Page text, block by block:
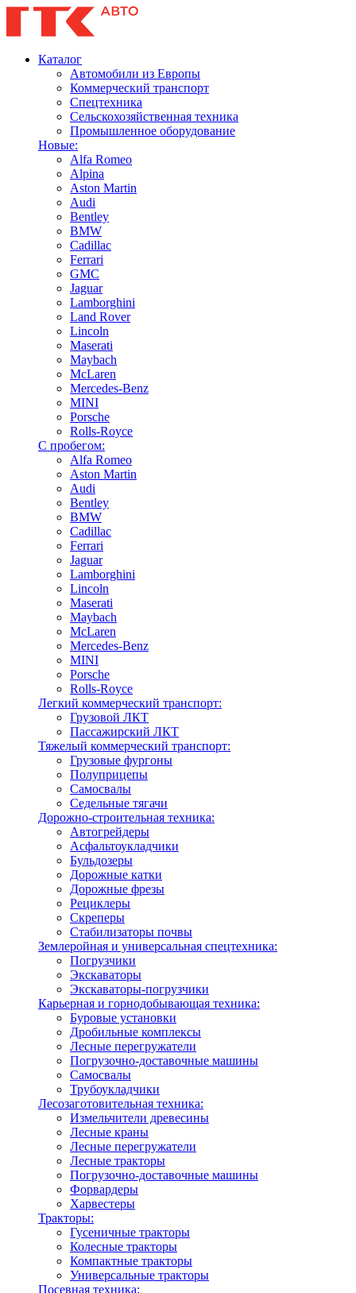
Каталог
Автомобили из Европы
Коммерческий транспорт
Спецтехника
Сельскохозяйственная техника
Промышленное оборудование
Новые:
Alfa Romeo
Alpina
Aston Martin
Audi
Bentley
BMW
Cadillac
Ferrari
GMC
Jaguar
Lamborghini
Land Rover
Lincoln
Maserati
Maybach
McLaren
Mercedes-Benz
MINI
Porsche
Rolls-Royce
С пробегом:
Alfa Romeo
Aston Martin
Audi
Bentley
BMW
Cadillac
Ferrari
Jaguar
Lamborghini
Lincoln
Maserati
Maybach
McLaren
Mercedes-Benz
MINI
Porsche
Rolls-Royce
Легкий коммерческий транспорт:
Грузовой ЛКТ
Пассажирский ЛКТ
Тяжелый коммерческий транспорт:
Грузовые фургоны
Полуприцепы
Самосвалы
Седельные тягачи
Дорожно-строительная техника:
Автогрейдеры
Асфальтоукладчики
Бульдозеры
Дорожные катки
Дорожные фрезы
Рециклеры
Скреперы
Стабилизаторы почвы
Землеройная и универсальная спецтехника:
Погрузчики
Экскаваторы
Экскаваторы-погрузчики
Карьерная и горнодобывающая техника:
Буровые установки
Дробильные комплексы
Лесные перегружатели
Погрузочно-доставочные машины
Самосвалы
Трубоукладчики
Лесозаготовительная техника:
Измельчители древесины
Лесные краны
Лесные перегружатели
Лесные тракторы
Погрузочно-доставочные машины
Форвардеры
Харвестеры
Тракторы:
Гусеничные тракторы
Колесные тракторы
Компактные тракторы
Универсальные тракторы
Посевная техника: